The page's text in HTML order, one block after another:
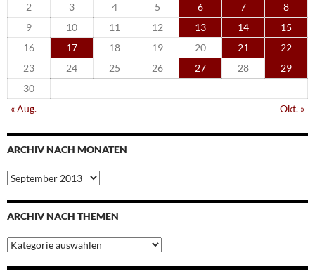
2
3 4 5 6 7
8
9
10 11 12 13 14
15
16
17 18 19 20 21
22
23
24 25 26 27 28
29
30
« Aug.
Okt. »
ARCHIV NACH MONATEN
Archiv
nach
Monaten
ARCHIV NACH THEMEN
Archiv
nach
Themen